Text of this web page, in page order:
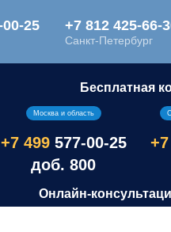
Бесплатная
Москва и область
+7 499577-00-25
доб. 800
Онлайн-